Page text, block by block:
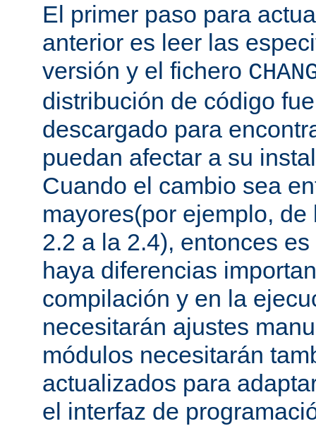
El primer paso para
anterior es leer las
versión y el fichero
distribución de código
descargado para
puedan afectar a su
Cuando el cambio sea
mayores(por ejemplo,
2.2 a la 2.4), entonces
haya diferencias
compilación y en la
necesitarán ajustes
módulos necesitarán
actualizados para
el interfaz de